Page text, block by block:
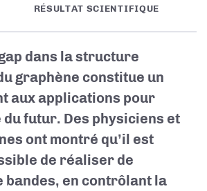
RÉSULTAT SCIENTIFIQUE
dans la structure
graphène constitue un
aux applications pour
futur. Des physiciens et
ont montré qu’il est
de réaliser de
bandes, en contrôlant la